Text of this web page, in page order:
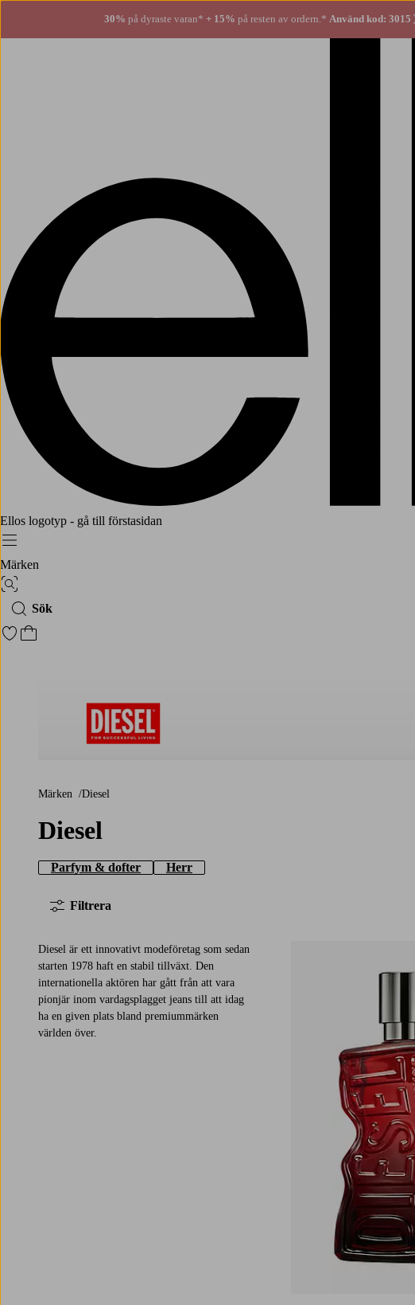
30% på dyraste varan* + 15% på resten av ordern.* Använd kod: 3015
Ellos logotyp - gå till förstasidan
Meny
Märken
Bildsök
Sök
Gå till favoritmarkerade produkter
Gå till kundvagnen
Märken Diesel
Diesel
Parfym & dofter Herr
Filtrera
Diesel är ett innovativt modeföretag som sedan
starten 1978 haft en stabil tillväxt. Den
internationella aktören har gått från att vara
pionjär inom vardagsplagget jeans till att idag
ha en given plats bland premiummärken
världen över.